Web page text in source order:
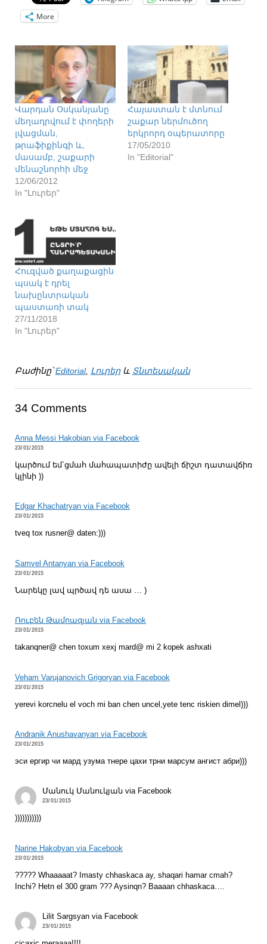
More
Վարդան Օսկանյանը
մեղադրվում է փողերի
լվացման,
թրաֆիքինգի և,
մասամբ, շաքարի
մենաշնորհի մեջ
12/06/2012
In "Լուրեր"
Հայաստան է մտնում
շաքար ներմուծող
երկրորդ օպերատորը
17/05/2010
In "Editorial"
Հուզված քաղաքացին
պսակ է դրել
նախընտրական
պաստառի տակ
27/11/2018
In "Լուրեր"
Բաժինը՝Editorial, Լուրերև Տնտեսական
34 Comments
Anna Messi Hakobian via Facebook
23/01/2015
կարծում եմ`ցմահ մահապատիժը ավելի ճիշտ դատավճիռ
կլինի ))
Edgar Khachatryan via Facebook
23/01/2015
tveq tox rusner@ daten:)))
Samvel Antanyan via Facebook
23/01/2015
Նարեկը լավ պրծավ դե ասա … )
Ռուբեն Թամրազյան via Facebook
23/01/2015
takanqner@ chen toxum xexj mard@ mi 2 kopek ashxati
Veham Varujanovich Grigoryan via Facebook
23/01/2015
yerevi korcnelu el voch mi ban chen uncel,yete tenc riskien dimel)))
Andranik Anushavanyan via Facebook
23/01/2015
эси ергир чи мард узума тнере цахи трни марсум ангист абри)))
Մանուկ Մանուկյան via Facebook
23/01/2015
)))))))))))
Narine Hakobyan via Facebook
23/01/2015
????? Whaaaaat? Imasty chhaskaca ay, shaqari hamar cmah?
Inchi? Hetn el 300 gram ??? Aysinqn? Baaaan chhaskaca….
Lilit Sargsyan via Facebook
23/01/2015